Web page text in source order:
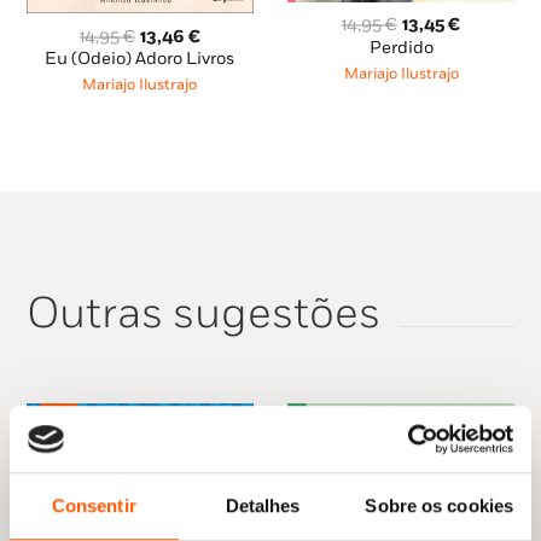
Consentir Detalhes Sobre os cookies
The Bookseller Previews – One to Watch
14,95€ O
preço
original
13,46 €O
preço
Eu (Odeio) Adoro Livros
Mariajo Ilustrajo
14,95€ O
preço
original
13,45€O
Perdido
Mariajo Ilustrajo
Outras sugestões